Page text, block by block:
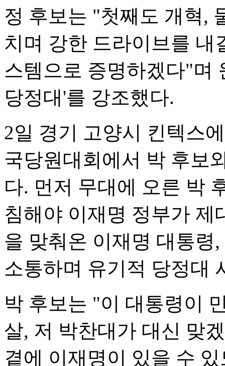
정 후보는 "첫째도 개혁,
치며 강한 드라이브를 내
스템으로 증명하겠다"며
당정대'를 강조했다.
2일 경기 고양시 킨텍스
국당원대회에서 박 후보
다. 먼저 무대에 오른 박
침해야 이재명 정부가
을 맞춰온 이재명 대통령
소통하며 유기적 당정대
박 후보는 "이 대통령이
살, 저 박찬대가 대신 맞
곁에 이재명이 있을 수